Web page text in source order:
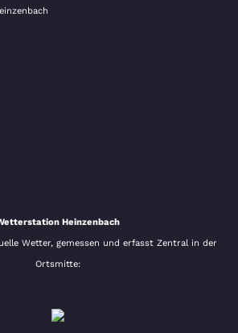
Heinzenbach
Wetter, gemessen und erfasst Zentral in der
Ortsmitte: